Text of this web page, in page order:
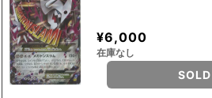
¥6,000
在庫なし